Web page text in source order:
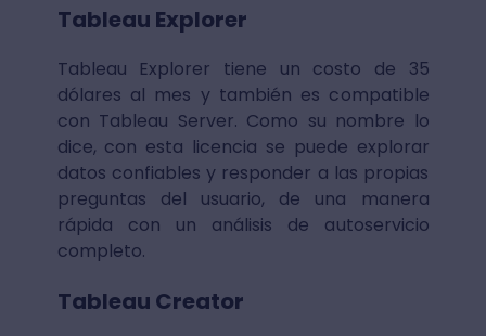
Tableau Explorer
Tableau Explorer tiene un costo de 35
dólares al mes y también es compatible
con Tableau Server. Como su nombre lo
dice, con esta licencia se puede explorar
datos confiables y responder a las propias
preguntas del usuario, de una manera
rápida con un análisis de autoservicio
completo.
Tableau Creator